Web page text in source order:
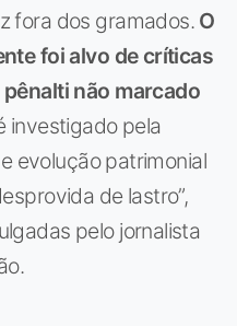
fora dos gramados. O
foi alvo de críticas
não marcado
investigado pela
evolução patrimonial
de lastro”,
pelo jornalista